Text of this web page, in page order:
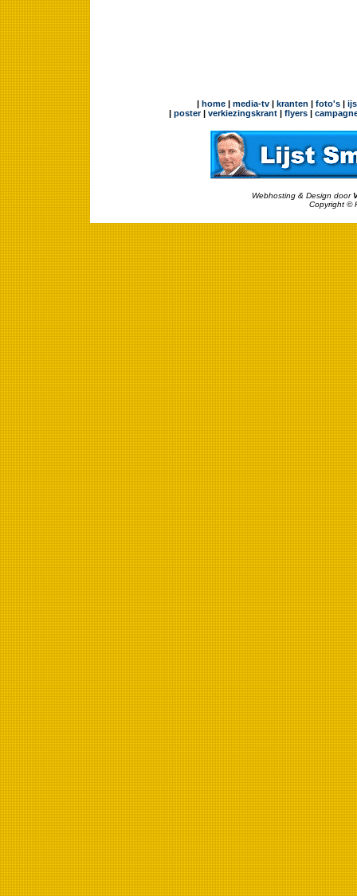
| home| media-tv| kranten | foto's|
| poster| verkiezingskrant | flyers |
Webhosting & Design door
Copyright ©